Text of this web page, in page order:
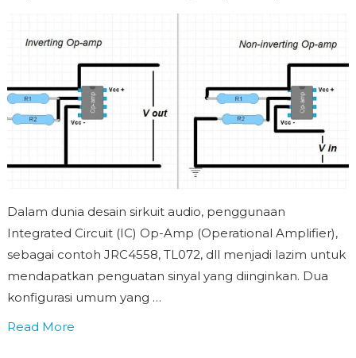
Dalam dunia desain sirkuit audio, penggunaan
Integrated Circuit (IC) Op-Amp (Operational Amplifier),
sebagai contoh JRC4558, TL072, dll menjadi lazim untuk
mendapatkan penguatan sinyal yang diinginkan. Dua
konfigurasi umum yang …
Read More